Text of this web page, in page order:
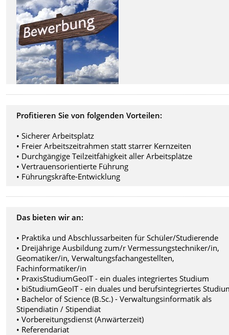
Profitieren Sie von folgenden Vorteilen:
• Sicherer Arbeitsplatz
• Freier Arbeitszeitrahmen statt starrer Kernzeiten
• Durchgängige Teilzeitfähigkeit aller Arbeitsplätze
• Vertrauensorientierte Führung
• Führungskräfte-Entwicklung
Das bieten wir an:
• Praktika und Abschlussarbeiten für Schüler/Studierende
• Dreijährige Ausbildung zum/r Vermessungstechniker/in,
Geomatiker/in, Verwaltungsfachangestellten,
Fachinformatiker/in
• PraxisStudiumGeoIT - ein duales integriertes Studium
• biStudiumGeoIT - ein duales und berufsintegriertes
• Bachelor of Science (B.Sc.) - Verwaltungsinformatik als
Stipendiatin / Stipendiat
• Vorbereitungsdienst (Anwärterzeit)
• Referendariat